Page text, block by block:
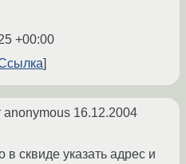
+00:00
anonymous 16.12.2004
в сквиде указать адрес и